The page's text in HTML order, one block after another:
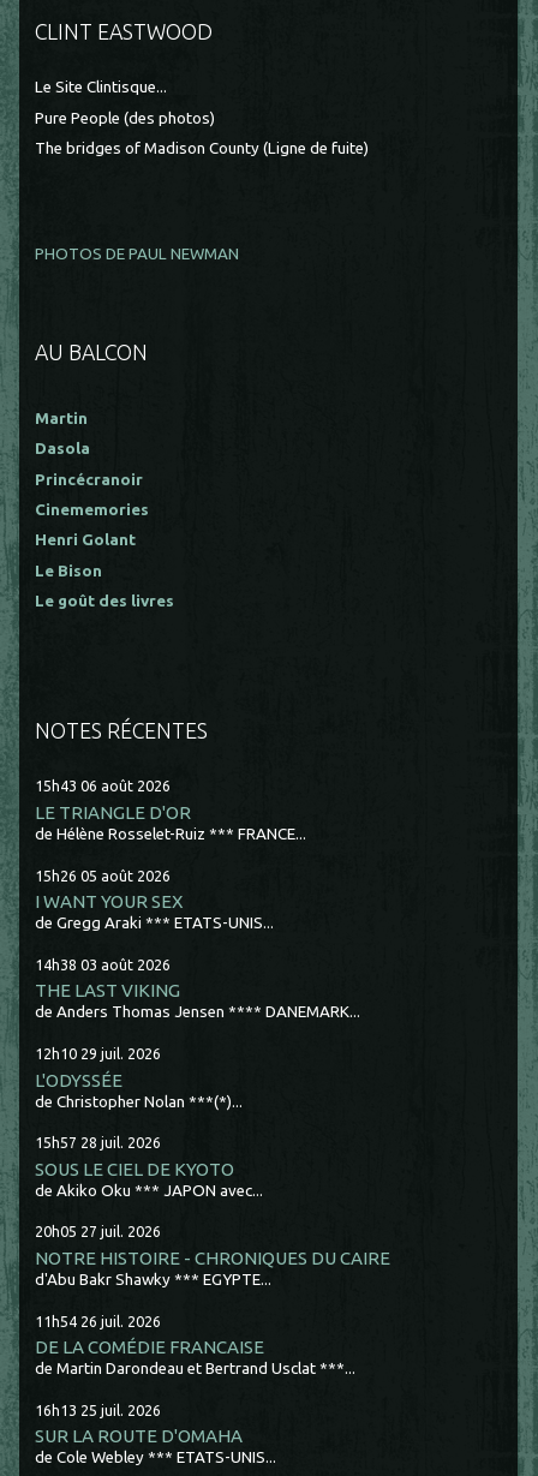
CLINT EASTWOOD
Le Site Clintisque...
Pure People (des photos)
The bridges of Madison County (Ligne de fuite)
PHOTOS DE PAUL NEWMAN
AU BALCON
Martin
Dasola
Princécranoir
Cinememories
Henri Golant
Le Bison
Le goût des livres
NOTES RÉCENTES
15h43 06 août 2026
LE TRIANGLE D'OR
de Hélène Rosselet-Ruiz *** FRANCE...
15h26 05 août 2026
I WANT YOUR SEX
de Gregg Araki *** ETATS-UNIS...
14h38 03 août 2026
THE LAST VIKING
de Anders Thomas Jensen **** DANEMARK...
12h10 29 juil. 2026
L'ODYSSÉE
de Christopher Nolan ***(*)...
15h57 28 juil. 2026
SOUS LE CIEL DE KYOTO
de Akiko Oku *** JAPON avec...
20h05 27 juil. 2026
NOTRE HISTOIRE - CHRONIQUES DU CAIRE
d'Abu Bakr Shawky *** EGYPTE...
11h54 26 juil. 2026
DE LA COMÉDIE FRANCAISE
de Martin Darondeau et Bertrand Usclat ***...
16h13 25 juil. 2026
SUR LA ROUTE D'OMAHA
de Cole Webley *** ETATS-UNIS...